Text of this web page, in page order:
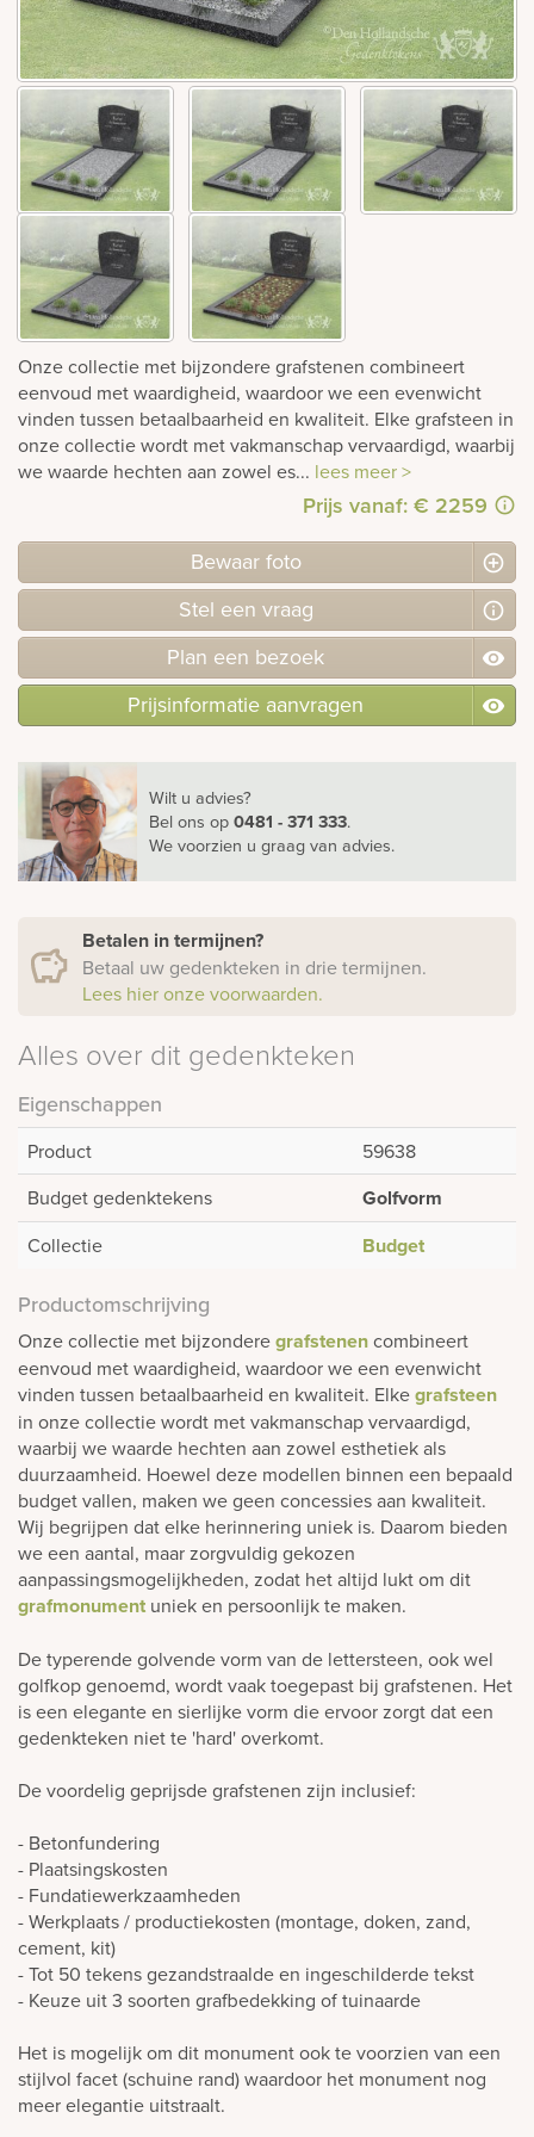
Onze collectie met bijzondere grafstenen combineert
eenvoud met waardigheid, waardoor we een evenwicht
vinden tussen betaalbaarheid en kwaliteit. Elke grafsteen in
onze collectie wordt met vakmanschap vervaardigd, waarbij
we waarde hechten aan zowel es... lees meer >
Prijs vanaf: € 2259
Bewaar foto
Stel een vraag
Plan een bezoek
Prijsinformatie aanvragen
Wilt u advies?
Bel ons op0481 - 371 333.
We voorzien u graag van advies.
Betalen in termijnen?
Betaal uw gedenkteken in drie termijnen.
Lees hier onze voorwaarden.
Alles over dit gedenkteken
Eigenschappen
Product
59638
Budget gedenktekens
Golfvorm
Collectie Budget
Productomschrijving
Onze collectie met bijzonderegrafstenencombineert
eenvoud met waardigheid, waardoor we een evenwicht
vinden tussen betaalbaarheid en kwaliteit. Elkegrafsteen
in onze collectie wordt met vakmanschap vervaardigd,
waarbij we waarde hechten aan zowel esthetiek als
duurzaamheid. Hoewel deze modellen binnen een bepaald
budget vallen, maken we geen concessies aan kwaliteit.
Wij begrijpen dat elke herinnering uniek is. Daarom bieden
we een aantal, maar zorgvuldig gekozen
aanpassingsmogelijkheden, zodat het altijd lukt om dit
grafmonument uniek en persoonlijk te maken.
De typerende golvende vorm van de lettersteen, ook wel
golfkop genoemd, wordt vaak toegepast bij grafstenen. Het
is een elegante en sierlijke vorm die ervoor zorgt dat een
gedenkteken niet te 'hard' overkomt.
De voordelig geprijsde grafstenen zijn inclusief:
- Betonfundering
- Plaatsingskosten
- Fundatiewerkzaamheden
- Werkplaats / productiekosten (montage, doken, zand,
cement, kit)
- Tot 50 tekens gezandstraalde en ingeschilderde tekst
- Keuze uit 3 soorten grafbedekking of tuinaarde
Het is mogelijk om dit monument ook te voorzien van een
stijlvol facet (schuine rand) waardoor het monument nog
meer elegantie uitstraalt.